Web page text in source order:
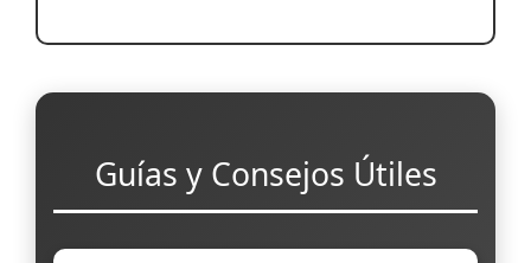
Guías y Consejos Útiles